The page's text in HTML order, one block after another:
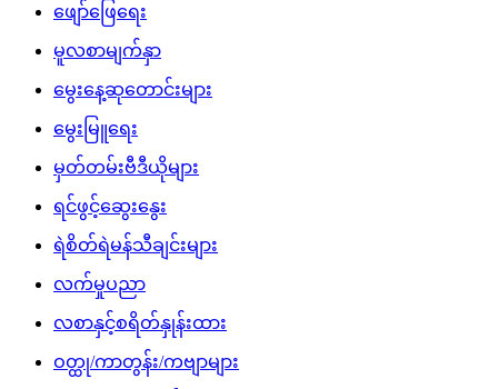
ဖျော်ဖြေရေး
မူလစာမျက်နှာ
မွေးနေ့ဆုတောင်းများ
မွေးမြူရေး
မှတ်တမ်းဗီဒီယိုများ
ရင်ဖွင့်ဆွေးနွေး
ရဲစိတ်ရဲမန်သီချင်းများ
လက်မှုပညာ
လစာနှင့်စရိတ်နှုန်းထား
ဝတ္ထု/ကာတွန်း/ကဗျာများ